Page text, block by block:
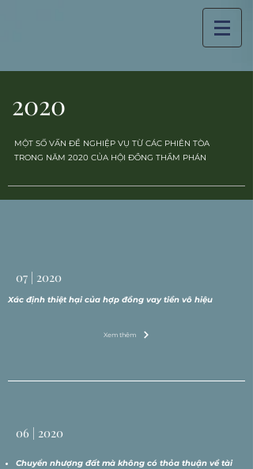
2020
MỘT SỐ VẤN ĐỀ NGHIỆP VỤ TỪ CÁC PHIÊN TÒA
TRONG NĂM 2020 CỦA HỘI ĐỒNG THẨM PHÁN
07 | 2020
Xác định thiệt hại của hợp đồng vay tiền vô hiệu
Xem thêm
06 | 2020
Chuyển nhượng đất mà không có thỏa thuận về tài